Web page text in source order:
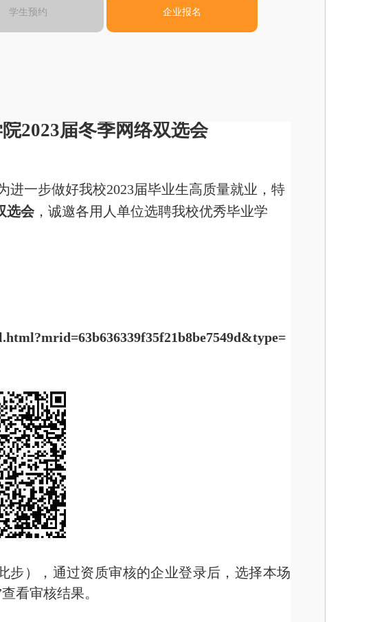
学生预约 企业报名
2023届冬季网络双选会
一步做好我校2023届毕业生高质量就业，特
选会，诚邀各用人单位选聘我校优秀毕业学
步），通过资质审核的企业登录后，选择本场
看审核结果。